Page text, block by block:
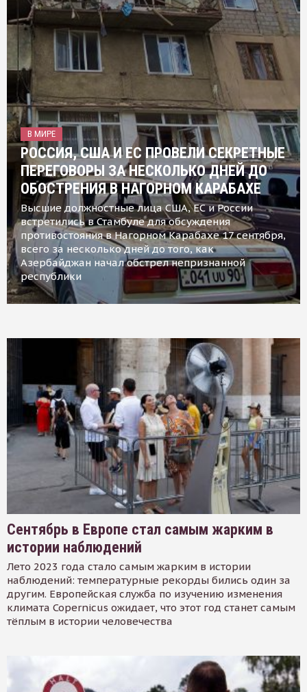
В МИРЕ
РОССИЯ, США И ЕС ПРОВЕЛИ СЕКРЕТНЫЕ
ПЕРЕГОВОРЫ ЗА НЕСКОЛЬКО ДНЕЙ ДО
ОБОСТРЕНИЯ В НАГОРНОМ КАРАБАХЕ
Высшие должностные лица США, ЕС и России
встретились в Стамбуле для обсуждения
противостояния в Нагорном Карабахе 17 сентября,
всего за несколько дней до того, как
Азербайджан начал обстрел непризнанной
республики
Сентябрь в Европе стал самым жарким в
истории наблюдений
Лето 2023 года стало самым жарким в истории
наблюдений: температурные рекорды бились один за
другим. Европейская служба по изучению изменения
климата Copernicus ожидает, что этот год станет самым
тёплым в истории человечества